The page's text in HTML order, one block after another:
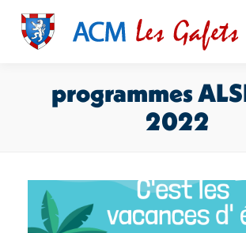
programmes
2022